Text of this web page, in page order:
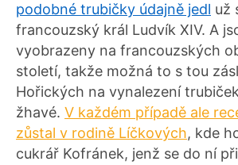
podobné trubičky údajně jedl už
francouzský král Ludvík XIV. A
vyobrazeny na francouzských
století, takže možná to s tou
Hořických na vynalezení
žhavé. V každém případě ale
zůstal v rodině Líčkových, kde
cukrář Kofránek, jenž se do ní